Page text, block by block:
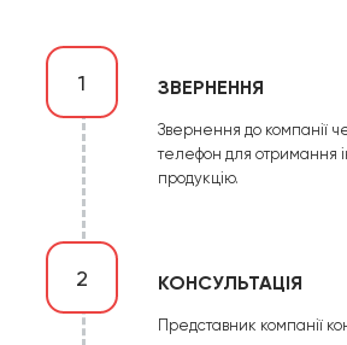
1 ЗВЕРНЕННЯ
Звернення до компанії
телефон для отримання
продукцію.
2 КОНСУЛЬТАЦІЯ
Представник компанії